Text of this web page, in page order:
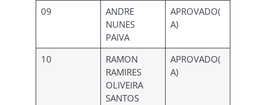
09
ANDRE
NUNES
PAIVA
APROVADO(
A)
10
RAMON
RAMIRES
OLIVEIRA
SANTOS
APROVADO(
A)